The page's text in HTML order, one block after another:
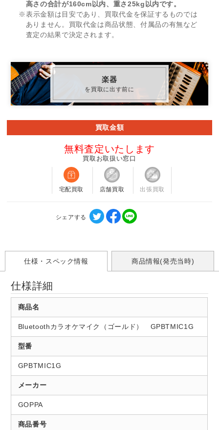
高さの合計が160cm以内、重さ25kg以内です。
※表示金額は目安であり、買取代金を保証するものでは
ありません。買取代金は商品状態、付属品の有無など
査定の結果で決定されます。
楽器
を買取に出す前に
買取金額
無料査定いたします
買取お取扱い窓口
宅配買取 店舗買取 出張買取
シェアする
仕様・スペック情報 商品情報(発売当時)
仕様詳細
商品名
Bluetoothカラオケマイク（ゴールド） GPBTMIC1G
型番
GPBTMIC1G
メーカー
GOPPA
商品番号